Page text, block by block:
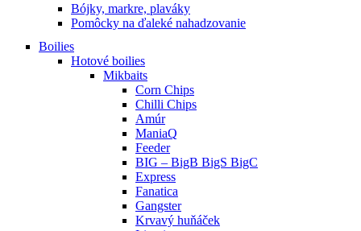
Bójky, markre, plaváky
Pomôcky na ďaleké nahadzovanie
Boilies
Hotové boilies
Mikbaits
Corn Chips
Chilli Chips
Amúr
ManiaQ
Feeder
BIG – BigB BigS BigC
Express
Fanatica
Gangster
Krvavý huňáček